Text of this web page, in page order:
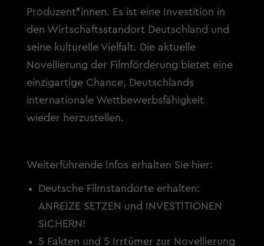
Produzent*innen. Es ist eine Investition in
den Wirtschaftsstandort Deutschland und
seine kulturelle Vielfalt. Die aktuelle
Novellierung der Filmförderung bietet eine
einzigartige Chance, Deutschlands
internationale Wettbewerbsfähigkeit
wieder herzustellen.
Weiterführende Infos erhalten Sie hier:
Deutsche Filmstandorte erhalten:
ANREIZE SETZEN und INVESTITIONEN
SICHERN!
5 Fakten und 5 Irrtümer zur Novellierung